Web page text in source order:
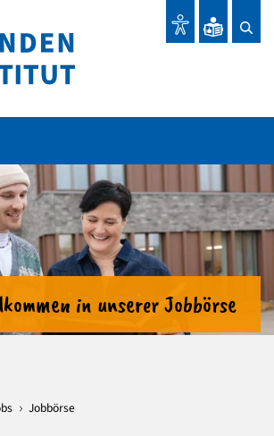
in unserer Jobbörse
Jobbörse